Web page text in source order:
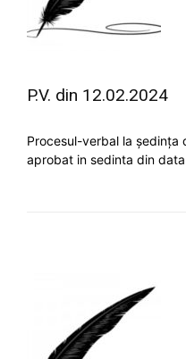
P.V. din 12.02.2024
Procesul-verbal la ședința
aprobat in sedinta din